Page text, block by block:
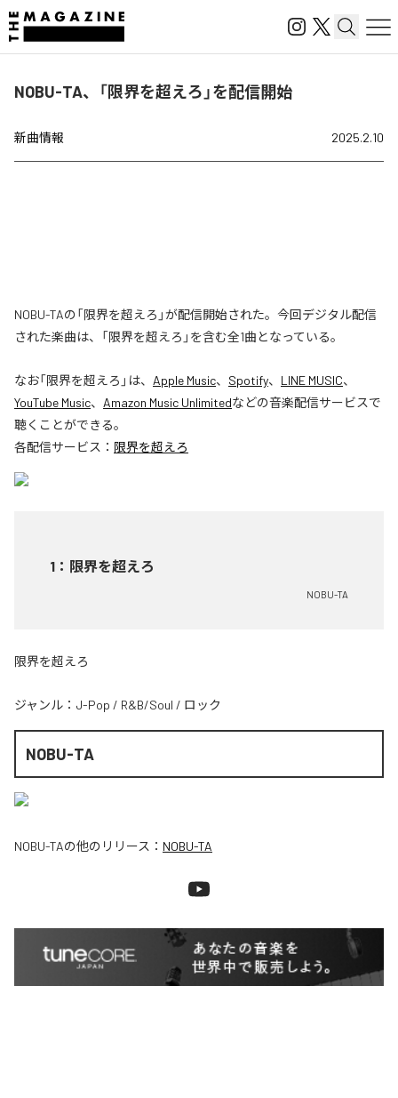
NOBU-TA、「限界を超えろ」を配信開始
新曲情報 2025.2.10
NOBU-TAの「限界を超えろ」が配信開始された。今回デジタル配信
された楽曲は、「限界を超えろ」を含む全1曲となっている。
なお「限界を超えろ 」は、 Apple Music、 Spotify、 LINE MUSIC、
YouTube Music、 Amazon Music Unlimitedなどの音楽配信サービスで
聴くことができる。
各配信サービス： 限界を超えろ
1 ： 限界を超えろ
NOBU-TA
限界を超えろ
ジャンル： J-Pop / R&B/Soul / ロック
NOBU-TA
NOBU-TAの他のリリース： NOBU-TA